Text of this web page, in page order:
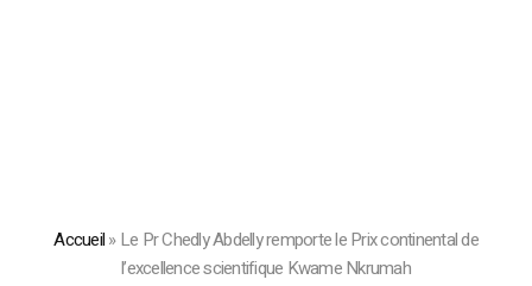
Accueil»Le Pr Chedly Abdelly remporte le Prix continental de
l’excellence scientifique Kwame Nkrumah